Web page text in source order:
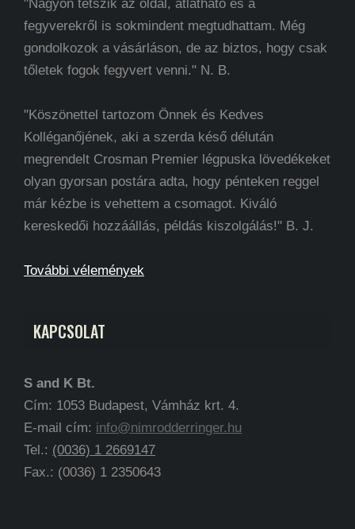
"Nagyon tetszik az oldal, átlátható és a
fegyverekről is sokmindent megtudhattam. Még
gondolkozok a vásárláson, de az biztos, hogy csak
tőletek fogok fegyvert venni." N. B.
"Köszönettel tartozom Önnek és Kedves
Kolléganőjének, aki a szerda késő délután
megrendelt Crosman Premier légpuska lövedékeket
olyan gyorsan postára adta, hogy pénteken reggel
már kézbe is vehettem a csomagot. Kiváló
kereskedői hozzáállás, példás kiszolgálás!" B. J.
További vélemények
KAPCSOLAT
S and K Bt.
Cím: 1053 Budapest, Vámház krt. 4.
E-mail cím: info@nimrodderringer.hu
Tel.: (0036) 1 2669147
Fax.: (0036) 1 2350643